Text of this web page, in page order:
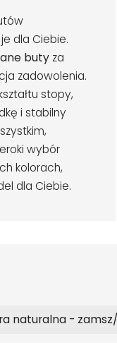
dla Ciebie.
butyza
zadowolenia.
stopy,
i stabilny
wybór
kolorach,
dla Ciebie.
naturalna -